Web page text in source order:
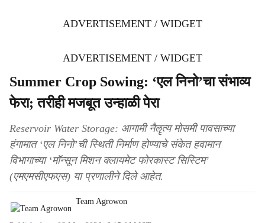
ADVERTISEMENT / WIDGET
ADVERTISEMENT / WIDGET
Summer Crop Sowing: ‘एल निनो’चा संभाव्य
फेरा; तरीही मजबूत उन्हाळी पेरा
Reservoir Water Storage: आगामी नैॡत्य मोसमी पावसाच्या
हंगामात ‘एल निनो’ची स्थिती निर्माण होण्याचे संकेत हवामान
विभागाच्या ‘मॉन्सून मिशन क्लायमेट फोरकास्ट सिस्टिम’
(एमएमसीएफएस) या प्रणालीने दिले आहेत.
Team Agrowon